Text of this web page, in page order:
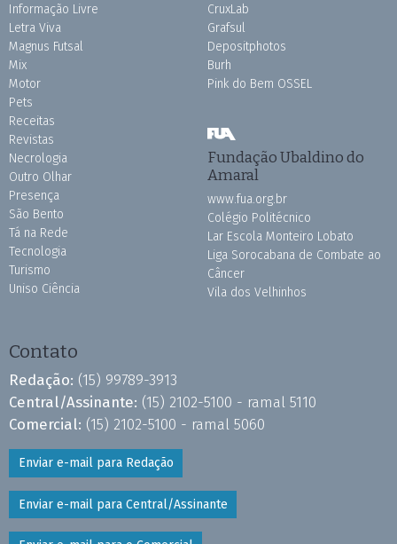
Informação Livre
Letra Viva
Magnus Futsal
Mix
Motor
Pets
Receitas
Revistas
Necrologia
Outro Olhar
Presença
São Bento
Tá na Rede
Tecnologia
Turismo
Uniso Ciência
CruxLab
Grafsul
Depositphotos
Burh
Pink do Bem OSSEL
Fundação Ubaldino do
Amaral
www.fua.org.br
Colégio Politécnico
Lar Escola Monteiro Lobato
Liga Sorocabana de Combate ao
Câncer
Vila dos Velhinhos
Contato
Redação: (15) 99789-3913
Central/Assinante: (15) 2102-5100 - ramal 5110
Comercial: (15) 2102-5100 - ramal 5060
Enviar e-mail para Redação
Enviar e-mail para Central/Assinante